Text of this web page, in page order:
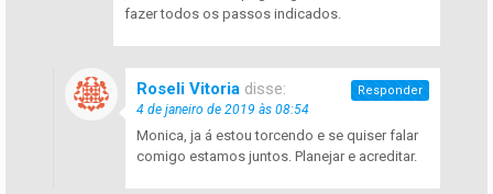
fazer todos os passos indicados.
Roseli Vitoria disse:
4 de janeiro de 2019 às 08:54
Monica, ja á estou torcendo e se quiser falar
comigo estamos juntos. Planejar e acreditar.
Responder